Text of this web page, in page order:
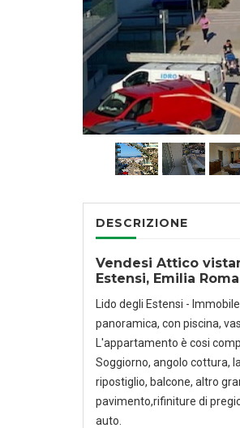
DESCRIZIONE
Vendesi Attico
Estensi, Emilia
Lido degli Estensi -
panoramica, con piscina,
L'appartamento è cosi
Soggiorno, angolo cottura,
ripostiglio, balcone, altro
pavimento,rifiniture di
auto.